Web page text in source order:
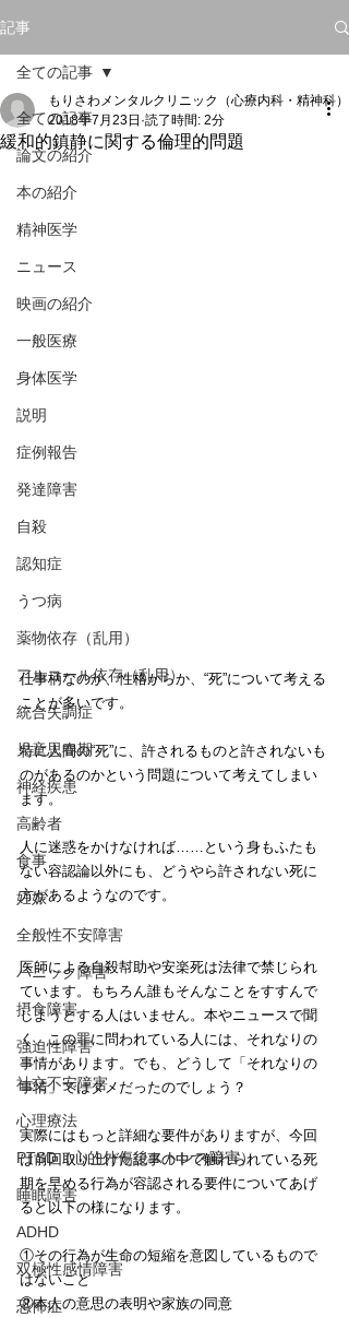
記事
全ての記事
論文の紹介
本の紹介
精神医学
ニュース
映画の紹介
一般医療
身体医学
説明
症例報告
発達障害
自殺
認知症
うつ病
薬物依存（乱用）
アルコール依存（乱用）
統合失調症
児童思春期
神経疾患
高齢者
食事
妊娠
全般性不安障害
パニック障害
摂食障害
強迫性障害
社交不安障害
心理療法
PTSD（心的外傷後ストレス障害）
睡眠障害
ADHD
双極性感情障害
恐怖症
全ての記事
緩和的鎮静に関する倫理的問題
もりさわメンタルクリニック（心療内科・精神科）
2018年7月23日 読了時間: 2分
仕事柄なのか、性格からか、“死”について考える
ことが多いです。
特に人間の“死”に、許されるものと許されないも
のがあるのかという問題について考えてしまい
ます。
人に迷惑をかけなければ……という身もふたも
ない容認論以外にも、どうやら許されない死に
方があるようなのです。
医師による自殺幇助や安楽死は法律で禁じられ
ています。もちろん誰もそんなことをすすんで
しようとする人はいません。本やニュースで聞
く、この罪に問われている人には、それなりの
事情があります。でも、どうして「それなりの
事情」ではダメだったのでしょう？
実際にはもっと詳細な要件がありますが、今回
は前回取り上げた記事の中で触れられている死
期を早める行為が容認される要件についてあげ
ると以下の様になります。
①その行為が生命の短縮を意図しているもので
はないこと
②本人の意思の表明や家族の同意